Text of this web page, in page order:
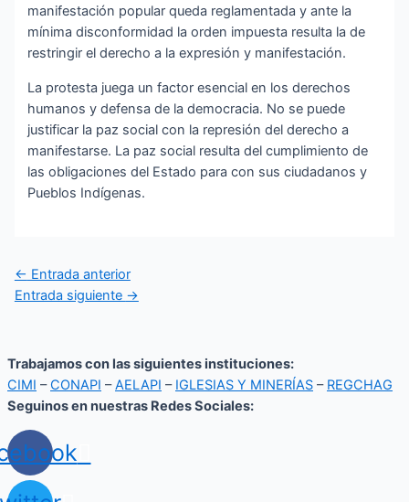
manifestación popular queda reglamentada y ante la
mínima disconformidad la orden impuesta resulta la de
restringir el derecho a la expresión y manifestación.
La protesta juega un factor esencial en los derechos
humanos y defensa de la democracia. No se puede
justificar la paz social con la represión del derecho a
manifestarse. La paz social resulta del cumplimiento de
las obligaciones del Estado para con sus ciudadanos y
Pueblos Indígenas.
← Entrada anterior
Entrada siguiente →
Trabajamos con las siguientes instituciones:
CIMI –CONAPI –AELAPI – IGLESIAS Y MINERÍAS – REGCHAG
Seguinos en nuestras Redes Sociales: